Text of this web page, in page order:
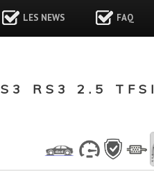
LES NEWS FAQ
RS3 2.5 TFSI